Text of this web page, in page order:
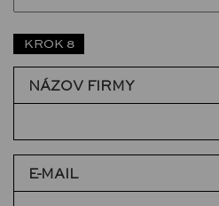
KROK 8
NÁZOV FIRMY
E-MAIL